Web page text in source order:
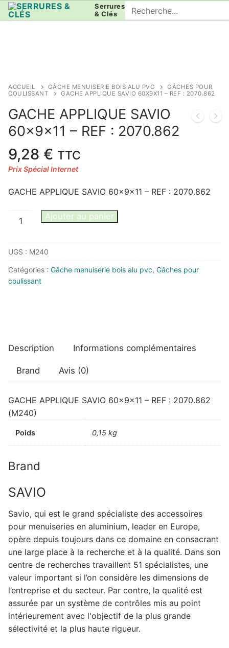
Aller
au
Serrures
& Clés
Rechercher
:
ACCUEIL GÂCHE MENUISERIE BOIS ALU PVC
GÂCHES POUR
COULISSANT
GACHE APPLIQUE SAVIO 60X9X11 – REF : 2070.862
GACHE APPLIQUE SAVIO
60x9x11 – REF : 2070.862
9,28 € TTC
GACHE APPLIQUE SAVIO 60x9x11 – REF : 2070.862
quantité
APPLIQUE
SAVIO
60x9x11
Ajouter au panier
UGS : M240
Catégories : Gâche menuiserie bois alu pvc, Gâches pour
coulissant
Description Informations complémentaires
Brand Avis (0)
GACHE APPLIQUE SAVIO 60x9x11 – REF : 2070.862
(M240)
Poids 0,15 kg
Brand
SAVIO
Savio, qui est le grand spécialiste des accessoires
pour menuiseries en aluminium, leader en Europe,
opère depuis toujours dans ce domaine en consacrant
une large place à la recherche et à la qualité. Dans son
centre de recherches travaillent 51 spécialistes, une
valeur important si l’on considère les dimensions de
l’entreprise et du secteur. Par contre, la qualité est
assurée par un système de contrôles mis au point
intérieurement avec l'objectif de la plus grande
sélectivité et la plus haute rigueur.